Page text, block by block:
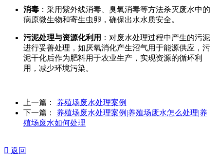
消毒 ：采用紫外线消毒、臭氧消毒等方法杀灭废水中的
病原微生物和寄生虫卵，确保出水水质安全。
污泥处理与资源化利用 ：对废水处理过程中产生的污泥
进行妥善处理，如厌氧消化产生沼气用于能源供应，污
泥干化后作为肥料用于农业生产，实现资源的循环利
用，减少环境污染。
上一篇： 养殖场废水处理案例
下一篇： 养殖场废水处理案例|养殖场废水怎么处理|养
殖场废水如何处理
 返回